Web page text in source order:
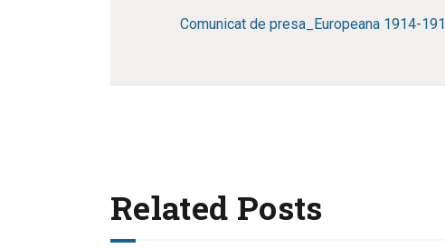
Comunicat de presa_Europeana 1914-
Related Posts